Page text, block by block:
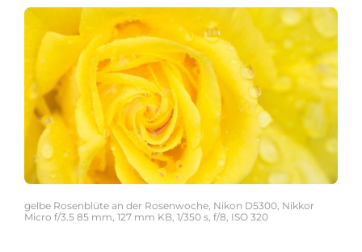
gelbe Rosenblüte an der Rosenwoche, Nikon D5300, Nikkor
Micro f/3.5 85 mm, 127 mm KB, 1/350 s, f/8, ISO 320